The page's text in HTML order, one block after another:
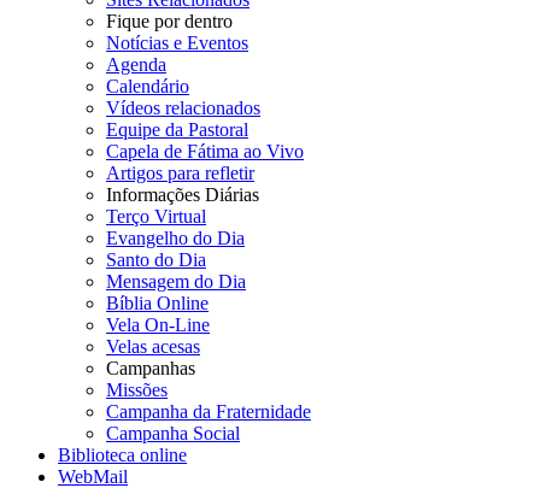
Fique por dentro
Notícias e Eventos
Agenda
Calendário
Vídeos relacionados
Equipe da Pastoral
Capela de Fátima ao Vivo
Artigos para refletir
Informações Diárias
Terço Virtual
Evangelho do Dia
Santo do Dia
Mensagem do Dia
Bíblia Online
Vela On-Line
Velas acesas
Campanhas
Missões
Campanha da Fraternidade
Campanha Social
Biblioteca online
WebMail